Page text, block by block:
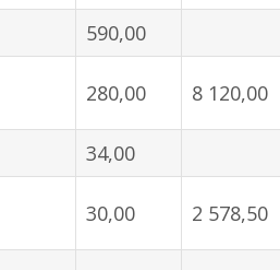
590,00
280,00 8 120,00
34,00
30,00 2 578,50